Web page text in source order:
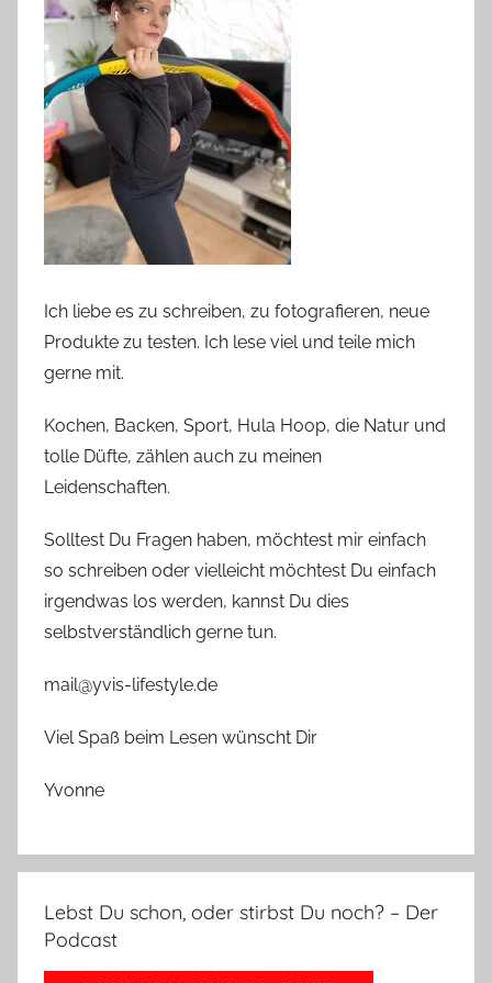
Ich liebe es zu schreiben, zu fotografieren, neue
Produkte zu testen. Ich lese viel und teile mich
gerne mit.
Kochen, Backen, Sport, Hula Hoop, die Natur und
tolle Düfte, zählen auch zu meinen
Leidenschaften.
Solltest Du Fragen haben, möchtest mir einfach
so schreiben oder vielleicht möchtest Du einfach
irgendwas los werden, kannst Du dies
selbstverständlich gerne tun.
mail@yvis-lifestyle.de
Viel Spaß beim Lesen wünscht Dir
Yvonne
Lebst Du schon, oder stirbst Du noch? – Der
Podcast